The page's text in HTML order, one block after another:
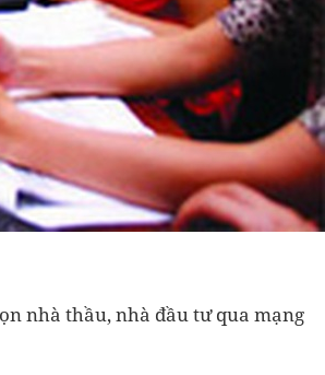
nhà thầu, nhà đầu tư qua mạng